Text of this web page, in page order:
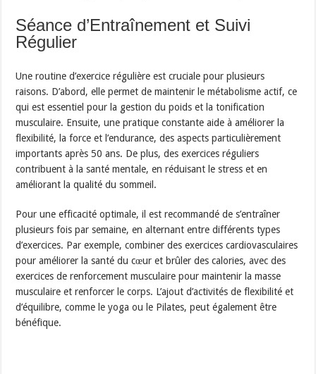
Séance d’Entraînement et Suivi
Régulier
Une routine d’exercice régulière est cruciale pour plusieurs
raisons. D’abord, elle permet de maintenir le métabolisme actif, ce
qui est essentiel pour la gestion du poids et la tonification
musculaire. Ensuite, une pratique constante aide à améliorer la
flexibilité, la force et l’endurance, des aspects particulièrement
importants après 50 ans. De plus, des exercices réguliers
contribuent à la santé mentale, en réduisant le stress et en
améliorant la qualité du sommeil.
Pour une efficacité optimale, il est recommandé de s’entraîner
plusieurs fois par semaine, en alternant entre différents types
d’exercices. Par exemple, combiner des exercices cardiovasculaires
pour améliorer la santé du cœur et brûler des calories, avec des
exercices de renforcement musculaire pour maintenir la masse
musculaire et renforcer le corps. L’ajout d’activités de flexibilité et
d’équilibre, comme le yoga ou le Pilates, peut également être
bénéfique.